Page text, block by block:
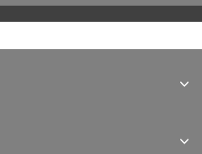

